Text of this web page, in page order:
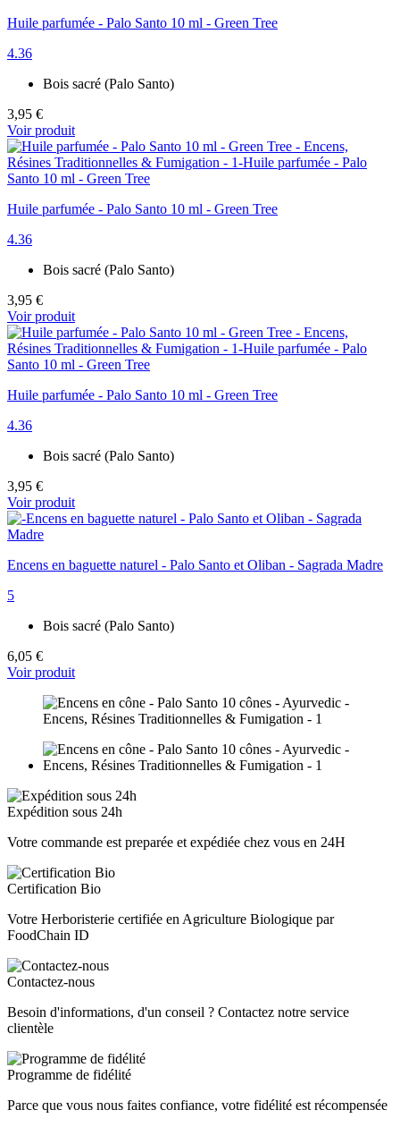
Huile parfumée - Palo Santo 10 ml - Green Tree
4.36
Bois sacré (Palo Santo)
3,95 €
Voir produit
Huile parfumée - Palo Santo 10 ml - Green Tree
4.36
Bois sacré (Palo Santo)
3,95 €
Voir produit
Huile parfumée - Palo Santo 10 ml - Green Tree
4.36
Bois sacré (Palo Santo)
3,95 €
Voir produit
Encens en baguette naturel - Palo Santo et Oliban - Sagrada Madre
5
Bois sacré (Palo Santo)
6,05 €
Voir produit
Expédition sous 24h
Votre commande est preparée et expédiée chez vous en 24H
Certification Bio
Votre Herboristerie certifiée en Agriculture Biologique par
FoodChain ID
Contactez-nous
Besoin d'informations, d'un conseil ? Contactez notre service
clientèle
Programme de fidélité
Parce que vous nous faites confiance, votre fidélité est récompensée